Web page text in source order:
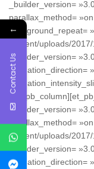
_builder_version=
parallax_method=
background_repeat=
content/uploads/
_builder_version=
animation_direction=
[/
_builder_version=
parallax_method=
content/uploads/
_builder_version=
animation_direction=
←
Contact Us